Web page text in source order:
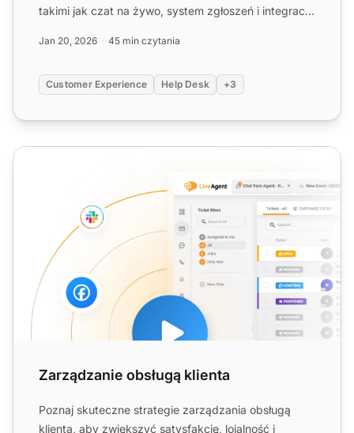
takimi jak czat na żywo, system zgłoszeń i integracja
Jan 20, 2026 45 min czytania
Customer Experience Help Desk +3
Zarządzanie obsługą klienta
Zarządzanie obsługą klienta
Poznaj skuteczne strategie zarządzania obsługą
klienta, aby zwiększyć satysfakcję, lojalność i